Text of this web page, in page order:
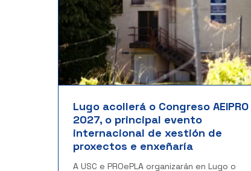
Lugo acollerá o Congreso AEIPRO
2027, o principal evento
internacional de xestión de
proxectos e enxeñaría
A USC e PROePLA organizarán en Lugo o